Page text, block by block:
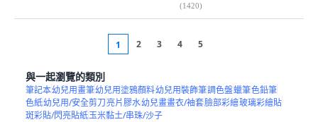
(1420)
1 2 3 4 5
與一起瀏覽的類別
筆記本幼兒用畫筆幼兒用塗鴉顏料幼兒用裝飾筆調色盤蠟筆色鉛筆
色紙幼兒用/安全剪刀亮片膠水幼兒畫畫衣/袖套臉部彩繪玻璃彩繪貼
斑彩貼/閃亮貼紙玉米黏土/串珠/沙子